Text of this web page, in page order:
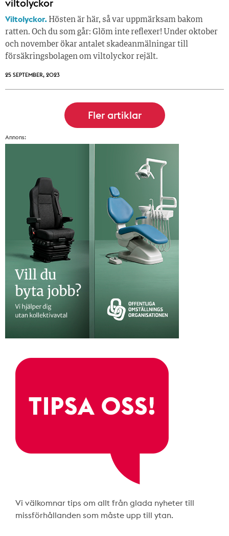
viltolyckor
Viltolyckor. Hösten är här, så var uppmärksam bakom
ratten. Och du som går: Glöm inte reflexer! Under oktober
och november ökar antalet skadeanmälningar till
försäkringsbolagen om viltolyckor rejält.
25 SEPTEMBER, 2023
Annons:
Vi välkomnar tips om allt från glada nyheter till
missförhållanden som måste upp till ytan.